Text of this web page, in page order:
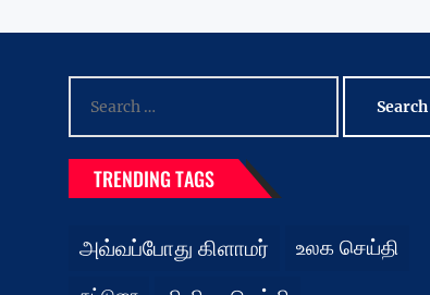
for:
TRENDING TAGS
அவ்வப்போது கிளாமர் உலக செய்தி